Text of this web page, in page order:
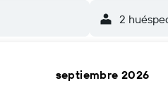
2
septiembre 2026